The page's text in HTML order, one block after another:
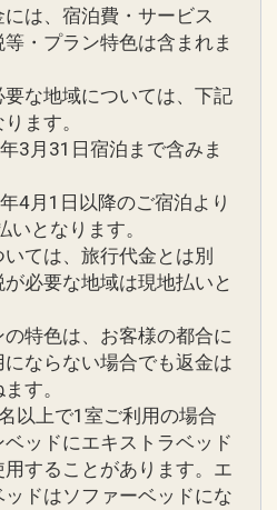
ます。
」
がる「タイガービー
し、西海岸でも数少な
１０月
デン」（季節営業）
イブプールをはじ
ィプールでもあるメイ
用のスライダープー
ど多彩なプールがあ
まで楽しめるプールエ
滞在中駐車場代金不
１台まで ／ 通常１日
滞在中夕食１回付
洋食・ＢＢＱからお
。（和食・洋食・ＢＢ
ルレストラン予約Ｔ
９３－７１１３（受付
０：００）
ですが、下記条件と
での季節営業となりま
には、宿泊費・サービス
・プラン特色は含まれま
要な地域については、下記
ます。
3月31日宿泊まで含みま
4月1日以降のご宿泊より
いとなります。
ては、旅行代金とは別
必要な地域は現地払いと
の特色は、お客様の都合に
にならない場合でも返金は
す。
以上で1室ご利用の場合
ベッドにエキストラベッド
用することがあります。エ
ッドはソファーベッドにな